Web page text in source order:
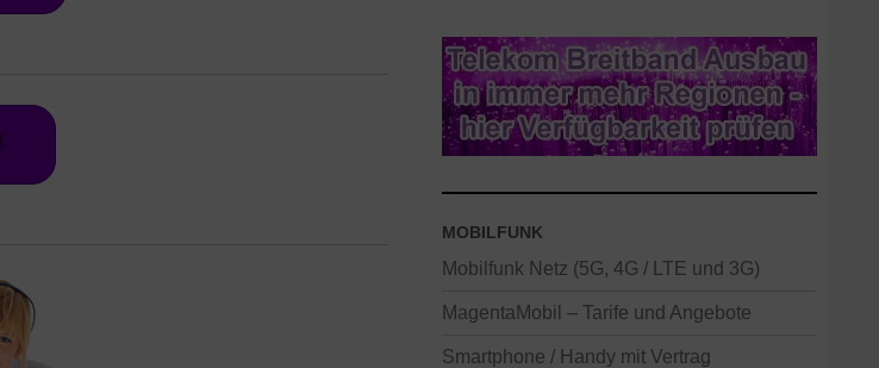
MOBILFUNK
Mobilfunk Netz (5G, 4G / LTE und 3G)
MagentaMobil – Tarife und Angebote
Smartphone / Handy mit Vertrag